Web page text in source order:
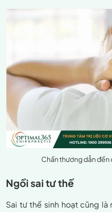
Chấn thương dẫn đến
Ngồi sai tư thế
Sai tư thế sinh hoạt cũng là